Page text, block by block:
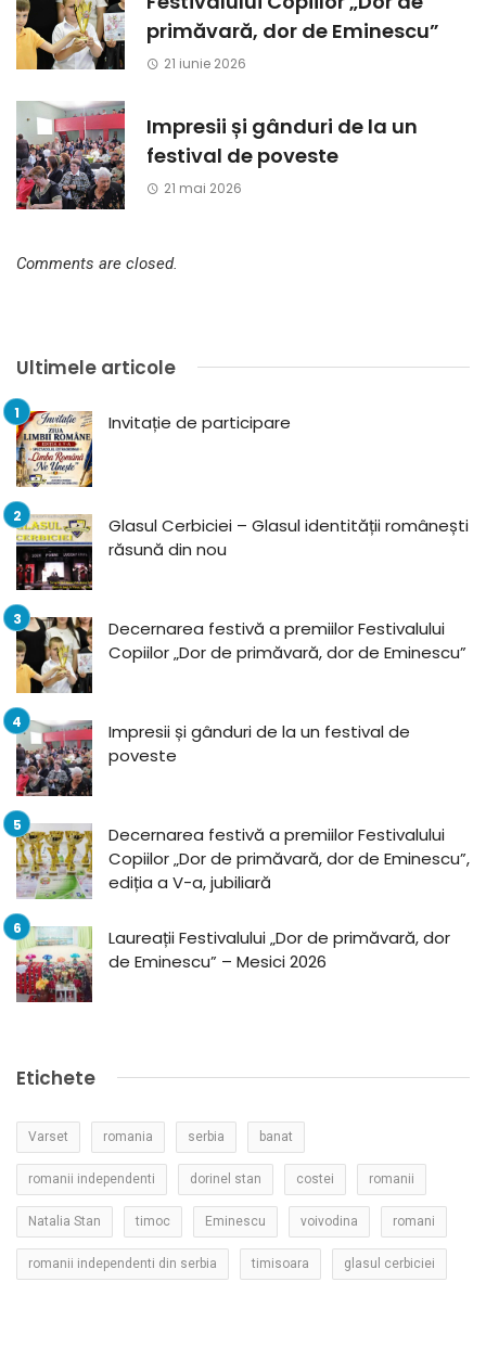
primăvară, dor de Eminescu”
21 iunie 2026
Impresii și gânduri de la un
festival de poveste
21 mai 2026
Comments are closed.
Ultimele articole
Invitație de participare
Glasul Cerbiciei – Glasul identității românești
răsună din nou
Decernarea festivă a premiilor Festivalului
Copiilor „Dor de primăvară, dor de Eminescu”
Impresii și gânduri de la un festival de
poveste
Decernarea festivă a premiilor Festivalului
Copiilor „Dor de primăvară, dor de Eminescu”,
ediția a V-a, jubiliară
Laureații Festivalului „Dor de primăvară, dor
de Eminescu” – Mesici 2026
Etichete
Varset romania serbia banat
romanii independenti dorinel stan costei romanii
Natalia Stan timoc Eminescu voivodina romani
romanii independenti din serbia timisoara glasul cerbiciei